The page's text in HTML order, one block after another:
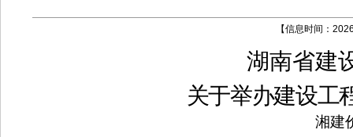
【信息时间：
湖南省建
关于举办建设工
湘建